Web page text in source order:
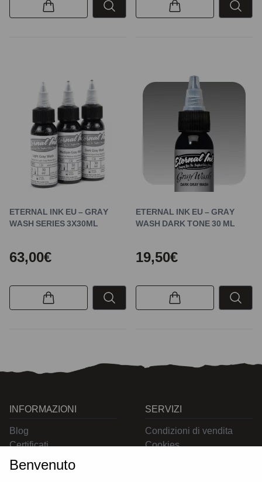
ETERNAL INK EU – GRAY
WASH SERIES 3X30ML
63,00€
ETERNAL INK EU – GRAY
WASH DARK TONE 30 ML
19,50€
INFORMAZIONI
Blog
Certificati
Contatti
SERVIZI
Condizioni di vendita
Cookies
Benvenuto